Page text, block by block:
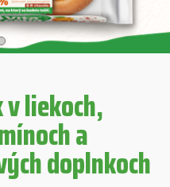
v liekoch,
a
doplnkoch